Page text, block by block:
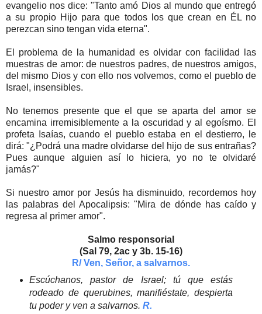
evangelio nos dice: "Tanto amó Dios al mundo que entregó
a su propio Hijo para que todos los que crean en ÉL no
perezcan sino tengan vida eterna".
El problema de la humanidad es olvidar con facilidad las
muestras de amor: de nuestros padres, de nuestros amigos,
del mismo Dios y con ello nos volvemos, como el pueblo de
Israel, insensibles.
No tenemos presente que el que se aparta del amor se
encamina irremisiblemente a la oscuridad y al egoísmo. El
profeta Isaías, cuando el pueblo estaba en el destierro, le
dirá: "¿Podrá una madre olvidarse del hijo de sus entrañas?
Pues aunque alguien así lo hiciera, yo no te olvidaré
jamás?"
Si nuestro amor por Jesús ha disminuido, recordemos hoy
las palabras del Apocalipsis: "Mira de dónde has caído y
regresa al primer amor".
Salmo responsorial
(Sal 79, 2ac y 3b. 15-16)
R/ Ven, Señor, a salvarnos.
Escúchanos, pastor de Israel; tú que estás
rodeado de querubines, manifiéstate, despierta
tu poder y ven a salvarnos. R.